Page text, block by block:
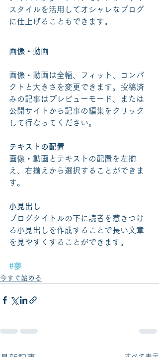
スタイルを活用してオシャレなブログ
に仕上げることもできます。
画像・動画
画像・動画は全幅、フィット、コンパ
クトと大きさを変更できます。投稿済
みの記事はプレビューモード、または
公開サイトから記事の編集をクリック
して行なってください。
テキストの配置
画像・動画とテキストの配置を左揃
え、右揃えから選択することができま
す。
小見出し
ブログタイトルの下に読者を惹きつけ
る小見出しを作成することで長い文章
を見やすくすることができます。
#夢
今すぐ始める